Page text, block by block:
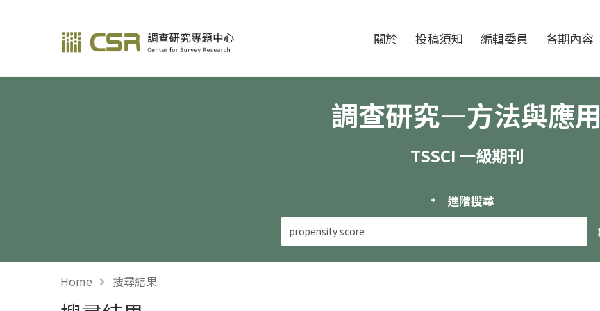
調查研究—方法與應用期刊 關於 投稿須知 編輯委員 各期內容
調查研究—方法與應用
TSSCI 一級期刊
進階搜尋
Home 搜尋結果